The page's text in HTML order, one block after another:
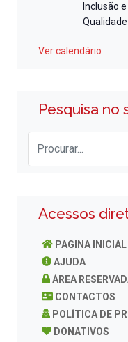
Inclusão
Ver calendário
Pesquisa no
Acessos
PAGINA INICIAL
AJUDA
ÁREA
CONTACTOS
POLÍTICA DE
DONATIVOS